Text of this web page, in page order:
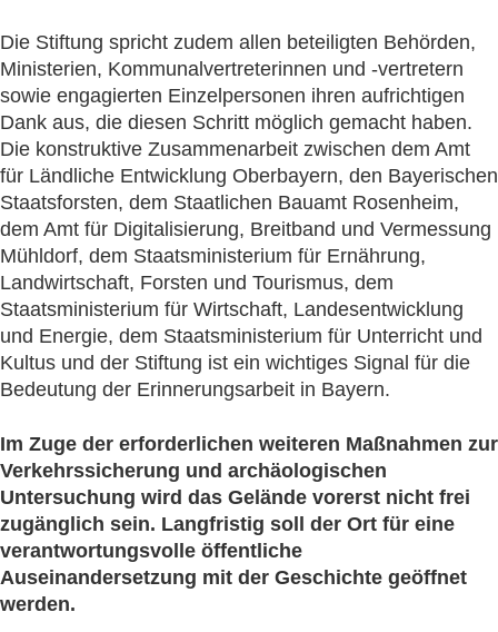
Die Stiftung spricht zudem allen beteiligten Behörden,
Ministerien, Kommunalvertreterinnen und -vertretern
sowie engagierten Einzelpersonen ihren aufrichtigen
Dank aus, die diesen Schritt möglich gemacht haben.
Die konstruktive Zusammenarbeit zwischen dem Amt
für Ländliche Entwicklung Oberbayern, den Bayerischen
Staatsforsten, dem Staatlichen Bauamt Rosenheim,
dem Amt für Digitalisierung, Breitband und Vermessung
Mühldorf, dem Staatsministerium für Ernährung,
Landwirtschaft, Forsten und Tourismus, dem
Staatsministerium für Wirtschaft, Landesentwicklung
und Energie, dem Staatsministerium für Unterricht und
Kultus und der Stiftung ist ein wichtiges Signal für die
Bedeutung der Erinnerungsarbeit in Bayern.
Im Zuge der erforderlichen weiteren Maßnahmen zur
Verkehrssicherung und archäologischen
Untersuchung wird das Gelände vorerst nicht frei
zugänglich sein. Langfristig soll der Ort für eine
verantwortungsvolle öffentliche
Auseinandersetzung mit der Geschichte geöffnet
werden.